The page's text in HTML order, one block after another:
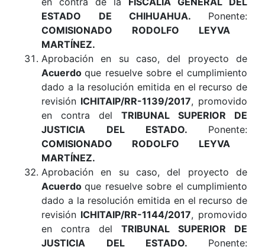
ESTADO DE CHIHUAHUA. Ponente:
COMISIONADO RODOLFO LEYVA
MARTÍNEZ.
Aprobación en su caso, del proyecto de
Acuerdoque resuelve sobre el cumplimiento
dado a la resolución emitida en el recurso de
revisión ICHITAIP/RR-1139/2017, promovido
en contra del TRIBUNAL SUPERIOR DE
JUSTICIA DEL ESTADO. Ponente:
COMISIONADO RODOLFO LEYVA
MARTÍNEZ.
Aprobación en su caso, del proyecto de
Acuerdoque resuelve sobre el cumplimiento
dado a la resolución emitida en el recurso de
revisión ICHITAIP/RR-1144/2017, promovido
en contra del TRIBUNAL SUPERIOR DE
JUSTICIA DEL ESTADO. Ponente: